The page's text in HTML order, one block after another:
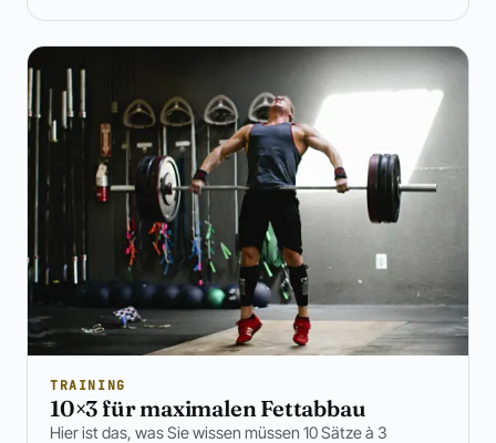
TRAINING
10×3 für maximalen Fettabbau
Hier ist das, was Sie wissen müssen 10 Sätze à 3